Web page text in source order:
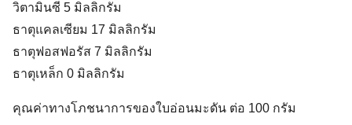
วิตามินซี 5 มิลลิกรัม
ธาตุแคลเซียม 17 มิลลิกรัม
ธาตุฟอสฟอรัส 7 มิลลิกรัม
ธาตุเหล็ก 0 มิลลิกรัม
คุณค่าทางโภชนาการของใบอ่อนมะดัน ต่อ 100 กรัม